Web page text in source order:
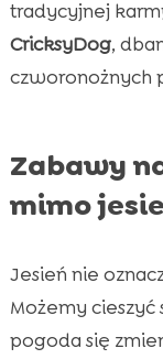
tradycyjnej
CricksyDog,
czworonożnych
Zabawy
mimo
Jesień nie
Możemy cieszyć
pogoda się